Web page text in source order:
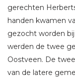
gerechten
handen kwamen
gezocht worden
werden de twee
Oostveen. De
van de latere